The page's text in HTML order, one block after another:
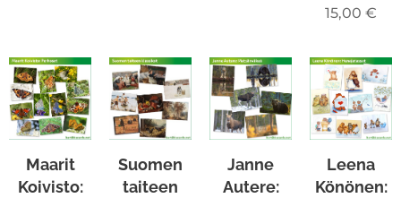
15,00 €
Maarit
Koivisto:
Suomen
taiteen
Janne
Autere:
Leena
Könönen: